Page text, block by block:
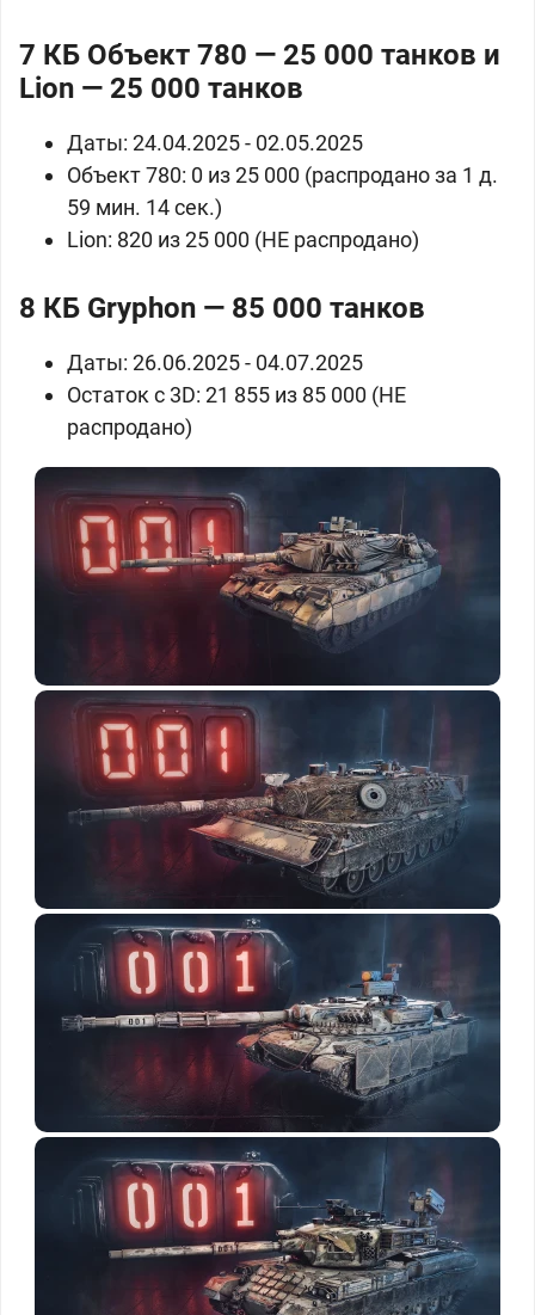
7 КБ Объект 780 — 25 000 танков и
Lion — 25 000 танков
Даты: 24.04.2025 - 02.05.2025
Объект 780: 0 из 25 000 (распродано за 1 д.
59 мин. 14 сек.)
Lion: 820 из 25 000 (НЕ распродано)
8 КБ Gryphon — 85 000 танков
Даты: 26.06.2025 - 04.07.2025
Остаток с 3D: 21 855 из 85 000 (НЕ
распродано)